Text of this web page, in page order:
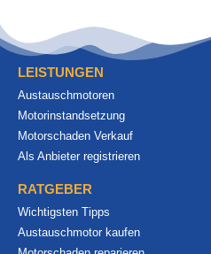
LEISTUNGEN
Austauschmotoren
Motorinstandsetzung
Motorschaden Verkauf
Als Anbieter registrieren
RATGEBER
Wichtigsten Tipps
Austauschmotor kaufen